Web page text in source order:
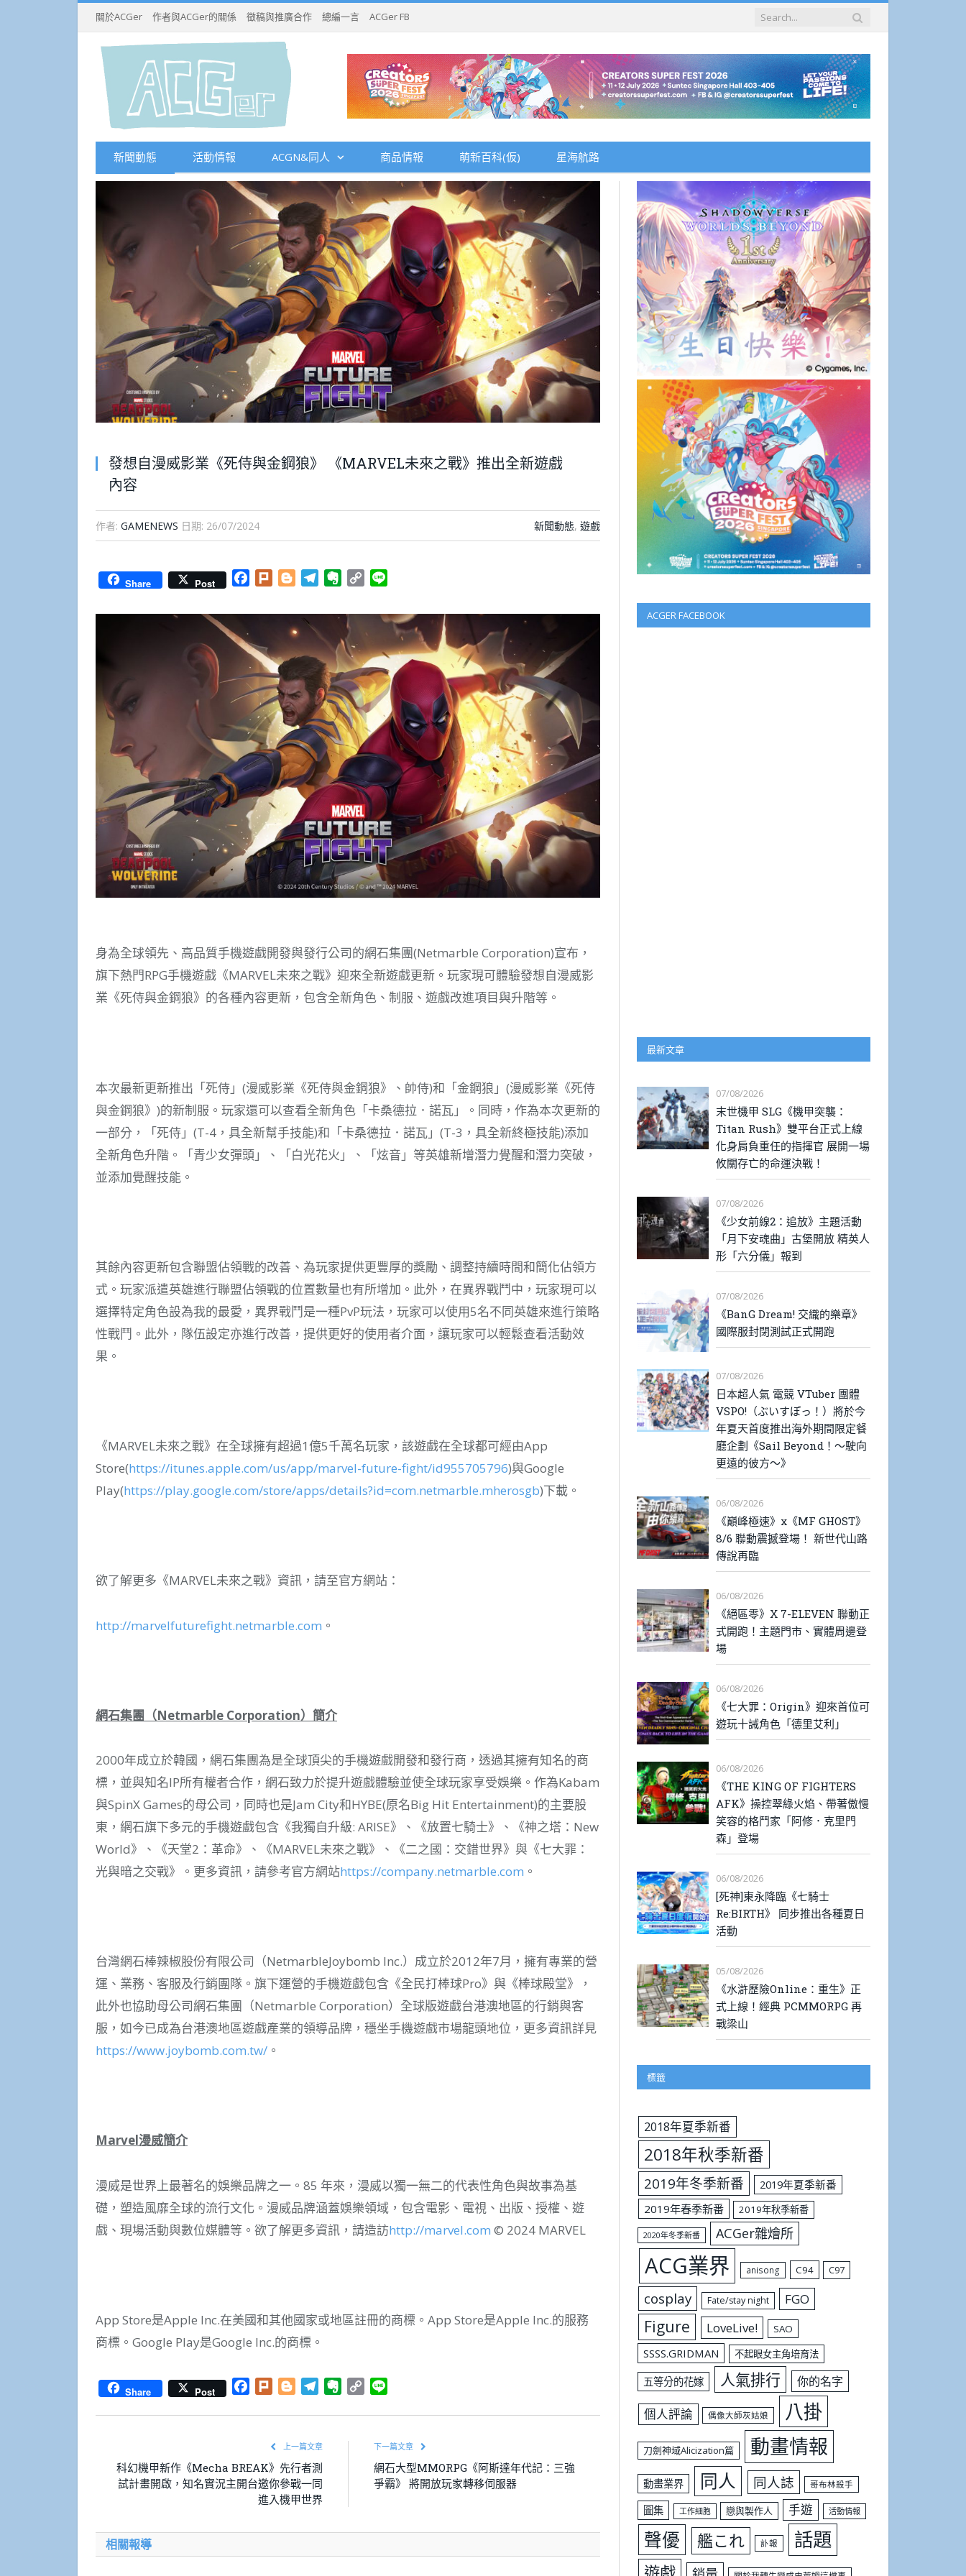
關於ACGer 作者與ACGer的關係 徵稿與推廣合作 總編一言 ACGer FB
新聞動態 活動情報 ACGN&同人 商品情報 萌新百科(仮) 星海航路
發想自漫威影業《死侍與金鋼狼》 《MARVEL未來之戰》推出全新遊戲
內容
作者: GAMENEWS 日期: 26/07/2024 新聞動態, 遊戲
Share Post Facebook
Plurk BloggerTelegramEvernote
Copy
身為全球領先、高品質手機遊戲開發與發行公司的網石集團(Netmarble Corporation)宣布，
旗下熱門RPG手機遊戲《MARVEL未來之戰》迎來全新遊戲更新。玩家現可體驗發想自漫威影
業《死侍與金鋼狼》的各種內容更新，包含全新角色、制服、遊戲改進項目與升階等。
本次最新更新推出「死侍」(漫威影業《死侍與金鋼狼》、帥侍)和「金鋼狼」(漫威影業《死侍
與金鋼狼》)的新制服。玩家還可以查看全新角色「卡桑德拉．諾瓦」。同時，作為本次更新的
一部分，「死侍」(T-4，具全新幫手技能)和「卡桑德拉．諾瓦」(T-3，具全新終極技能)添加
全新角色升階。「青少女彈頭」、「白光花火」、「炫音」等英雄新增潛力覺醒和潛力突破，
並添加覺醒技能。
其餘內容更新包含聯盟佔領戰的改善、為玩家提供更豐厚的獎勵、調整持續時間和簡化佔領方
式。玩家派遣英雄進行聯盟佔領戰的位置數量也有所增加。此外，在異界戰鬥中，玩家現可以
選擇特定角色設為我的最愛，異界戰鬥是一種PvP玩法，玩家可以使用5名不同英雄來進行策略
性戰鬥。此外，隊伍設定亦進行改善，提供更好的使用者介面，讓玩家可以輕鬆查看活動效
果。
《MARVEL未來之戰》在全球擁有超過1億5千萬名玩家，該遊戲在全球都可經由App
Store(https://itunes.apple.com/us/app/marvel-future-fight/id955705796)與Google
Play(https://play.google.com/store/apps/details?id=com.netmarble.mherosgb)下載。
欲了解更多《MARVEL未來之戰》資訊，請至官方網站：
http://marvelfuturefight.netmarble.com 。
網石集團（Netmarble Corporation）簡介
2000年成立於韓國，網石集團為是全球頂尖的手機遊戲開發和發行商，透過其擁有知名的商
標，並與知名IP所有權者合作，網石致力於提升遊戲體驗並使全球玩家享受娛樂。作為Kabam
與SpinX Games的母公司，同時也是Jam City和HYBE(原名Big Hit Entertainment)的主要股
東，網石旗下多元的手機遊戲包含《我獨自升級: ARISE》、《放置七騎士》、《神之塔：New
World》、《天堂2：革命》、《MARVEL未來之戰》、《二之國：交錯世界》與《七大罪：
光與暗之交戰》。更多資訊，請參考官方網站https://company.netmarble.com 。
台灣網石棒辣椒股份有限公司（NetmarbleJoybomb Inc.）成立於2012年7月，擁有專業的營
運、業務、客服及行銷團隊。旗下運營的手機遊戲包含《全民打棒球Pro》與《棒球殿堂》，
此外也協助母公司網石集團（Netmarble Corporation）全球版遊戲台港澳地區的行銷與客
服，如今已成為台港澳地區遊戲產業的領導品牌，穩坐手機遊戲市場龍頭地位，更多資訊詳見
https://www.joybomb.com.tw/ 。
Marvel漫威簡介
漫威是世界上最著名的娛樂品牌之一。85 年來，漫威以獨一無二的代表性角色與故事為基
礎，塑造風靡全球的流行文化。漫威品牌涵蓋娛樂領域，包含電影、電視、出版、授權、遊
戲、現場活動與數位媒體等。欲了解更多資訊，請造訪http://marvel.com © 2024 MARVEL
App Store是Apple Inc.在美國和其他國家或地區註冊的商標。App Store是Apple Inc.的服務
商標。Google Play是Google Inc.的商標。
Share Post Facebook
Plurk BloggerTelegramEvernote
Copy
上一篇文章
科幻機甲新作《Mecha BREAK》先行者測
試計畫開啟，知名實況主開台邀你參戰一同
進入機甲世界
下一篇文章
網石大型MMORPG《阿斯達年代記：三強
爭霸》 將開放玩家轉移伺服器
相關報導
ACGER FACEBOOK
最新文章
07/08/2026
末世機甲 SLG《機甲突襲：
Titan Rush》雙平台正式上線
化身肩負重任的指揮官 展開一場
攸關存亡的命運決戰！
07/08/2026
《少女前線2：追放》主題活動
「月下安魂曲」古堡開放 精英人
形「六分儀」報到
07/08/2026
《BanG Dream! 交織的樂章》
國際服封閉測試正式開跑
07/08/2026
日本超人氣 電競 VTuber 團體
VSPO!（ぶいすぽっ！）將於今
年夏天首度推出海外期間限定餐
廳企劃《Sail Beyond！～駛向
更遠的彼方～》
06/08/2026
《巔峰極速》x《MF GHOST》
8/6 聯動震撼登場！ 新世代山路
傳說再臨
06/08/2026
《絕區零》X 7-ELEVEN 聯動正
式開跑！主題門市、實體周邊登
場
06/08/2026
《七大罪：Origin》迎來首位可
遊玩十誡角色「德里艾利」
06/08/2026
《THE KING OF FIGHTERS
AFK》操控翠綠火焰、帶著傲慢
笑容的格鬥家「阿修．克里門
森」登場
06/08/2026
[死神]東永降臨《七騎士
Re:BIRTH》 同步推出各種夏日
活動
05/08/2026
《水滸歷險Online：重生》正
式上線！經典 PCMMORPG 再
戰梁山
標籤
2018年夏季新番
2018年秋季新番
2019年冬季新番
2019年夏季新番
2019年春季新番
2019年秋季新番
2020年冬季新番 ACGer雜燴所
ACG業界 anisong C94 C97
cosplay Fate/stay night FGO
Figure LoveLive! SAO
SSSS.GRIDMAN 不起眼女主角培育法
五等分的花嫁 人氣排行 你的名字
個人評論 偶像大師灰姑娘 八掛
刀劍神域Alicization篇 動畫情報
動畫業界 同人 同人誌 哥布林殺手
圖集 工作細胞 戀與製作人 手遊 活動情報
聲優 艦これ 訃報 話題